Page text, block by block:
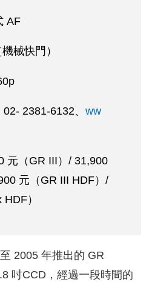
AF
械快門）
2381-6132、 ww
元（GR III）/ 31,900
元（GR III HDF）/
）
2005 年推出的 GR
吋CCD，經過一段時間的